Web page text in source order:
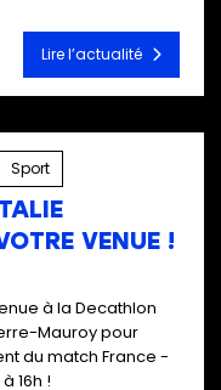
Lire l’actualité
Sport
VENUE !
à la Decathlon
Mauroy pour
du match France -
16h !